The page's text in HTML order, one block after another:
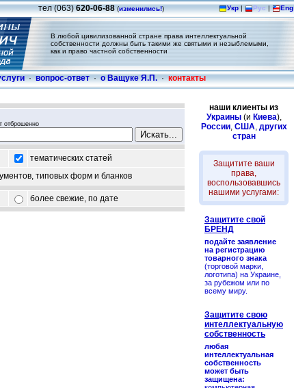
тел (063)620-06-88(изменились!) Укр | Рус | Eng
В любой цивилизованной стране права интеллектуальной
собственности должны быть такими же святыми и незыблемыми,
как и право частной собственности
·вопрос-ответ·о Ващуке Я.П.·контакты
отброшенно
тематических статей
типовых форм и бланков
более свежие, по дате
наши клиенты из
Украины(и Киева),
России, США, других
стран
Защитите ваши
права,
воспользовавшись
нашими услугами:
Защитите свой
БРЕНД
подайте заявление
на регистрацию
товарного знака
(торговой марки,
логотипа) на Украине,
за рубежом или по
всему миру.
Защитите свою
интеллектуальную
собственность
любая
интеллектуальная
собственность
может быть
защищена: